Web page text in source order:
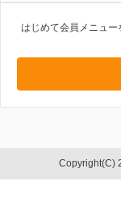
はじめて会員メニュ
Copyright(C)